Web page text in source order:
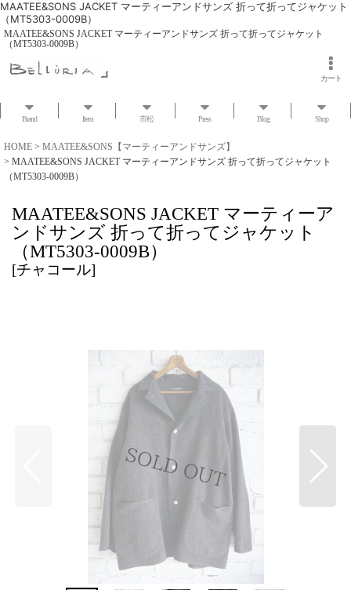
MAATEE&SONS JACKET マーティーアンドサンズ 折って折ってジャケット
（MT5303-0009B）
MAATEE&SONS JACKET マーティーアンドサンズ 折って折ってジャケット
（MT5303-0009B）
カート
Brand Item 市松 Press Blog Shop
HOME > MAATEE&SONS【マーティーアンドサンズ】
> MAATEE&SONS JACKET マーティーアンドサンズ 折って折ってジャケット
（MT5303-0009B）
MAATEE&SONS JACKET マーティーア
ンドサンズ 折って折ってジャケット
（MT5303-0009B）
[チャコール]